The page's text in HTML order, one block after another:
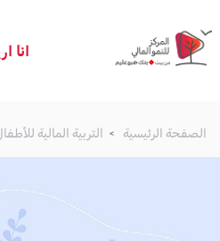
انا
الصفحة الرئيسية التربية المالية